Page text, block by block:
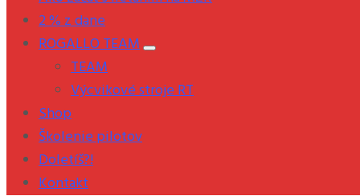
2 % z dane
ROGALLO TEAM
TEAM
Výcvikové stroje RT
Shop
Školenie pilotov
Doletíš?!
Kontakt